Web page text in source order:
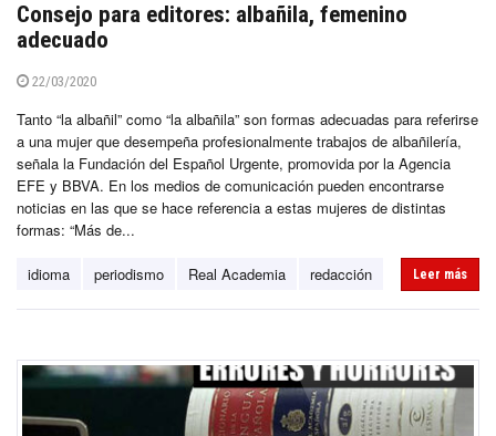
Consejo para editores: albañila, femenino
adecuado
22/03/2020
Tanto “la albañil” como “la albañila” son formas adecuadas para referirse
a una mujer que desempeña profesionalmente trabajos de albañilería,
señala la Fundación del Español Urgente, promovida por la Agencia
EFE y BBVA. En los medios de comunicación pueden encontrarse
noticias en las que se hace referencia a estas mujeres de distintas
formas: “Más de...
idioma periodismo Real Academia redacción Leer más